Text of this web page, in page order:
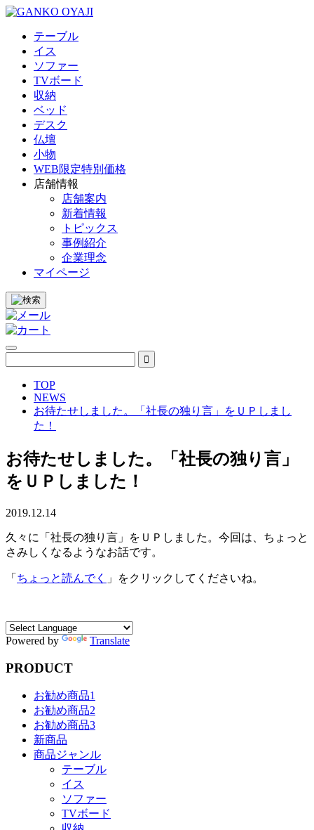
テーブル
イス
ソファー
TVボード
収納
ベッド
デスク
仏壇
小物
WEB限定特別価格
店舗情報
店舗案内
新着情報
トピックス
事例紹介
企業理念
マイページ
TOP
NEWS
お待たせしました。「社長の独り言」をＵＰしまし
た！
お待たせしました。「社長の独り言」
をＵＰしました！
2019.12.14
久々に「社長の独り言」をＵＰしました。今回は、ちょっと
さみしくなるようなお話です。
「 ちょっと読んでく 」をクリックしてくださいね。
Powered by Translate
PRODUCT
お勧め商品1
お勧め商品2
お勧め商品3
新商品
商品ジャンル
テーブル
イス
ソファー
TVボード